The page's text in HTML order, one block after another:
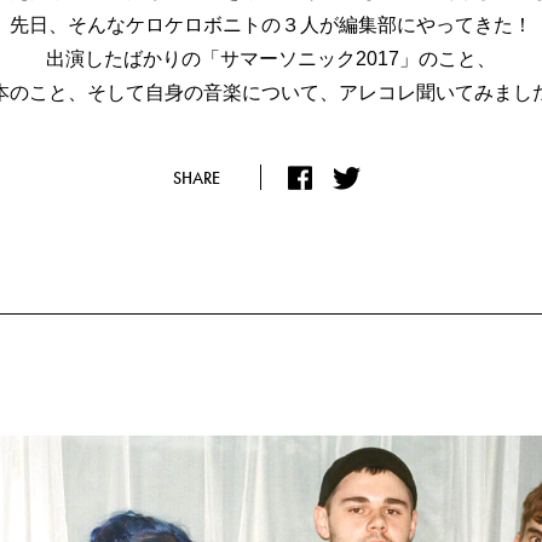
先日、そんなケロケロボニトの３人が編集部にやってきた！
出演したばかりの「サマーソニック2017」のこと、
のこと、そして自身の音楽について、アレコレ聞いてみまし
SHARE